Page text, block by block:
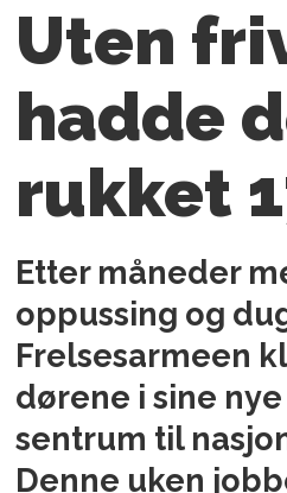
Uten
hadde
rukket
Etter måneder
oppussing og
Frelsesarmeen
dørene i sine
sentrum til
Denne uken